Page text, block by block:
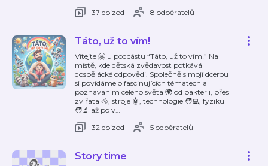
37 epizod
8 odběratelů
Táto, už to vím!
Vítejte 🤗 u podcástu “Táto, už to vím!” Na
místě, kde dětská zvědavost potkává
dospělácké odpovědi. Společně s mojí dcerou
si povídáme o fascinujících tématech a
poznáváním celého světa 🌍 od bakterii, přes
zvířata 🐴, stroje 🤖, technologie 🧑‍💻, fyziku
🧑‍🔬 až po v…
32 epizod
5 odběratelů
Story time